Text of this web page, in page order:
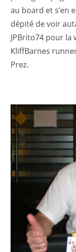
au board et s’en
dépité de voir
JPBrito74 pour la
KliffBarnes
Prez.